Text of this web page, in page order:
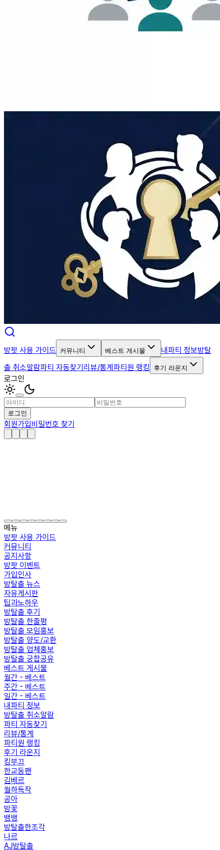
방팟 사용 가이드 커뮤니티 베스트 게시물 내파티 정보방탈
출 취소알람파티 자동찾기리뷰/통계파티원 랭킹 후기 라운지
로그인
로그인
회원가입비밀번호 찾기
메뉴
방팟 사용 가이드
커뮤니티
공지사항
방팟 이벤트
가입인사
방탈출 뉴스
자유게시판
팁과노하우
방탈출 후기
방탈출 한줄평
방탈출 모임홍보
방탈출 양도/교환
방탈출 업체홍보
방탈출 궁합공유
베스트 게시물
월간 - 베스트
주간 - 베스트
일간 - 베스트
내파티 정보
방탈출 취소알람
파티 자동찾기
리뷰/통계
파티원 랭킹
후기 라운지
킹부끄
한교동팬
김베르
월하독작
공아
방꽃
뱅뱅
방탈출한조각
나르
AJ방탈출